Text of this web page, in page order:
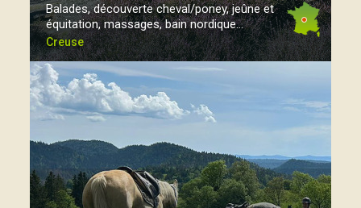
Balades, découverte cheval/poney, jeûne et
équitation, massages, bain nordique...
Creuse